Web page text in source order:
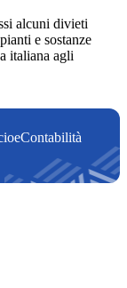
alcuni divieti
e sostanze
italiana agli